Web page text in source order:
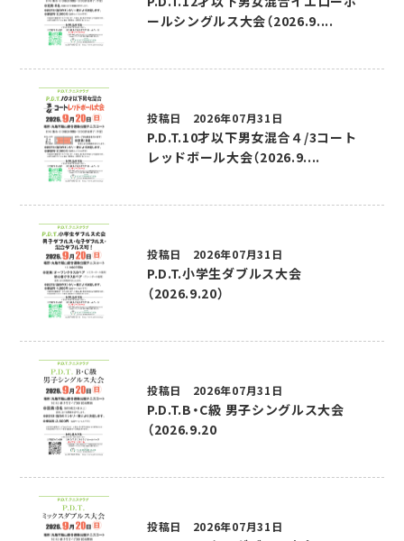
ールシングルス大会（2026.9....
投稿日 2026年07月31日
P.D.T.10才以下男女混合４/3コート
レッドボール大会（2026.9....
投稿日 2026年07月31日
P.D.T.小学生ダブルス大会
（2026.9.20）
投稿日 2026年07月31日
P.D.T.B・C級 男子シングルス大会
（2026.9.20
投稿日 2026年07月31日